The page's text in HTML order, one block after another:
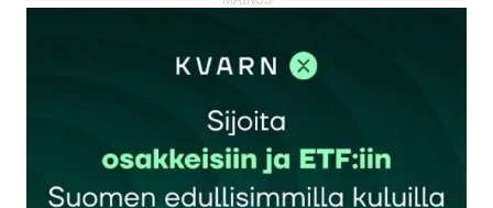
kirjautua
rekisteröityä